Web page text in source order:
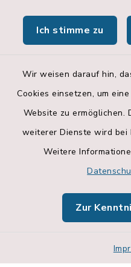
Ich stimme zu
Wir weisen darauf hin,
Cookies einsetzen, um
Website zu ermöglichen.
weiterer Dienste wird bei
Weitere
Zur
Apps